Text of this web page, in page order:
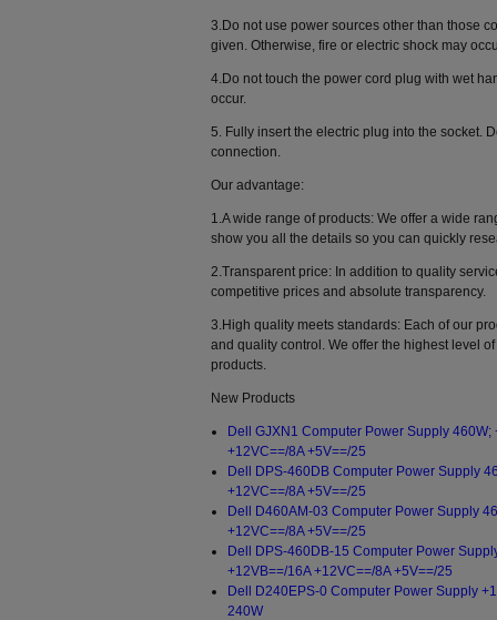
3.Do not use power sources other than those
given. Otherwise, fire or electric shock may
4.Do not touch the power cord plug with wet
occur.
5. Fully insert the electric plug into the socket.
connection.
Our advantage:
1.A wide range of products: We offer a wide
show you all the details so you can quickly
2.Transparent price: In addition to quality
competitive prices and absolute transparency.
3.High quality meets standards: Each of our
and quality control. We offer the highest level
products.
New Products
Dell GJXN1 Computer Power Supply 460W;
+12VC==/8A +5V==/25
Dell DPS-460DB Computer Power Supply
+12VC==/8A +5V==/25
Dell D460AM-03 Computer Power Supply
+12VC==/8A +5V==/25
Dell DPS-460DB-15 Computer Power
+12VB==/16A +12VC==/8A +5V==/25
Dell D240EPS-0 Computer Power Supply
240W